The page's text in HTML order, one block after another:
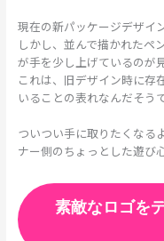
現在の新パッケージデザイ
しかし、並んで描かれたペ
が手を少し上げているのが
これは、旧デザイン時に存
いることの表れなんだそう
ついつい手に取りたくなる
ナー側のちょっとした遊び
素敵なロゴを